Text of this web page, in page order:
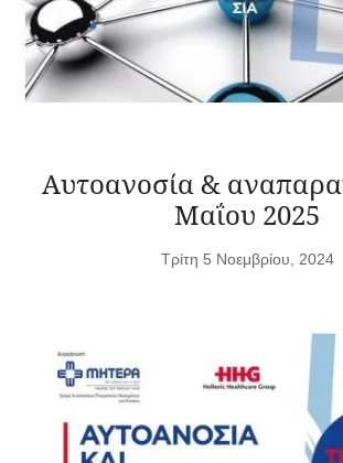
Αυτοανοσία &
Μαΐου 2025
Τρίτη 5 Νοεμβρίου, 2024